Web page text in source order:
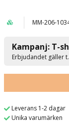
MM-206-
Kampanj: T-
Erbjudandet gäller
Leverans 1-2 dagar
Unika varumärken